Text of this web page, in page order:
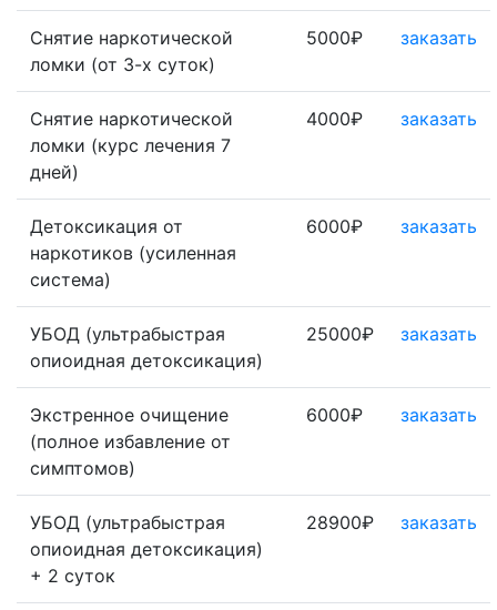
Снятие наркотической
ломки (от 3-х суток)
5000₽ заказать
Снятие наркотической
ломки (курс лечения 7
дней)
4000₽ заказать
Детоксикация от
наркотиков (усиленная
система)
6000₽ заказать
УБОД (ультрабыстрая
опиоидная детоксикация)
25000₽ заказать
Экстренное очищение
(полное избавление от
симптомов)
6000₽ заказать
УБОД (ультрабыстрая
опиоидная детоксикация)
+ 2 суток
28900₽ заказать